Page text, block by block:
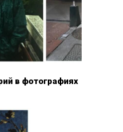
в фотографиях